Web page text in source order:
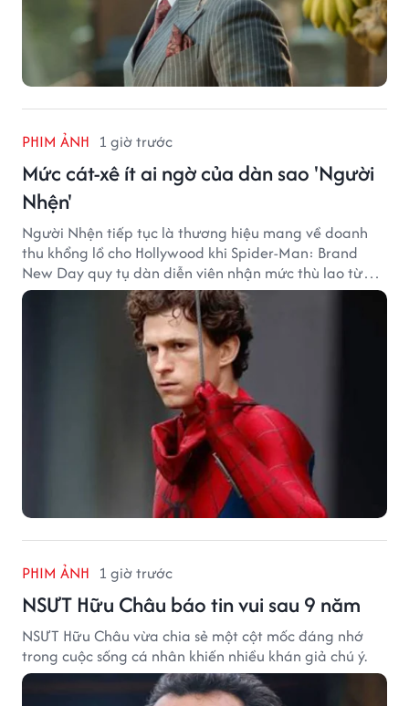
PHIM ẢNH 1 giờ trước
Mức cát-xê ít ai ngờ của dàn sao 'Người
Nhện'
Người Nhện tiếp tục là thương hiệu mang về doanh
thu khổng lồ cho Hollywood khi Spider-Man: Brand
New Day quy tụ dàn diễn viên nhận mức thù lao từ
hàng chục đến hàng trăm tỷ đồng. Thành công phòng
vé của bộ phim cũng giúp nhiều ngôi sao sở hữu khoản
thu nhập đáng mơ ước.
PHIM ẢNH 1 giờ trước
NSƯT Hữu Châu báo tin vui sau 9 năm
NSƯT Hữu Châu vừa chia sẻ một cột mốc đáng nhớ
trong cuộc sống cá nhân khiến nhiều khán giả chú ý.